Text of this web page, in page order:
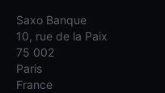
Saxo Banque
10, rue de la Paix
75 002
Paris
France